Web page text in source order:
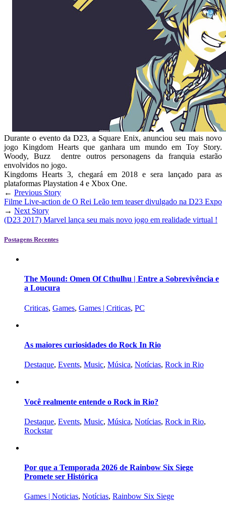
Durante o evento da D23, a Square Enix, anunciou seu mais novo
jogo Kingdom Hearts que ganhara um mundo em Toy Story.
Woody, Buzz dentre outros personagens da franquia estarão
envolvidos no jogo.
Kingdoms Hearts 3, chegará em 2018 e sera lançado para as
plataformas Playstation 4 e Xbox One.
← Previous Story
Filme Live-action de O Rei Leão tem teaser divulgado na D23 Expo
→ Next Story
(D23 2017) Marvel lança seu mais novo jogo em realidade virtual !
Postagens Recentes
The Mound: Omen Of Cthulhu | Entre a Sobrevivência e
a Loucura
Criticas, Games, Games | Criticas, PC
As maiores curiosidades do Rock In Rio
Destaque, Events, Music, Música, Notícias, Rock in Rio
Você realmente entende o Rock in Rio?
Destaque, Events, Music, Música, Notícias, Rock in Rio,
Rockstar
Por que a Temporada 2026 de Rainbow Six Siege
Promete ser Histórica
Games | Noticias, Notícias, Rainbow Six Siege